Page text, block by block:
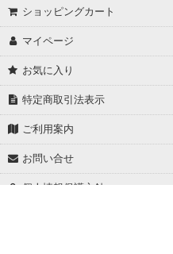
願いします。
②宛名（空欄は上様は不可）
③但し書き（空欄やお品代は不
【すでにご注文が完了している
①お電話・メール・LINEにて領
②後日、郵送にて領収書を送ら
①マイページから購入履歴→購
②後日、郵送にて領収書を送ら
ショッピングカート
マイページ
お気に入り
特定商取引法表示
ご利用案内
お問い合せ
個人情報保護方針